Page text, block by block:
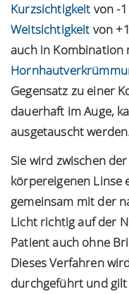
Kurzsichtigkeit von -
Weitsichtigkeit von
auch in Kombination
Gegensatz zu einer
dauerhaft im Auge,
ausgetauscht
Sie wird zwischen
körpereigenen Linse
gemeinsam mit der
Licht richtig auf der
Patient auch ohne
Dieses Verfahren
durchgeführt und